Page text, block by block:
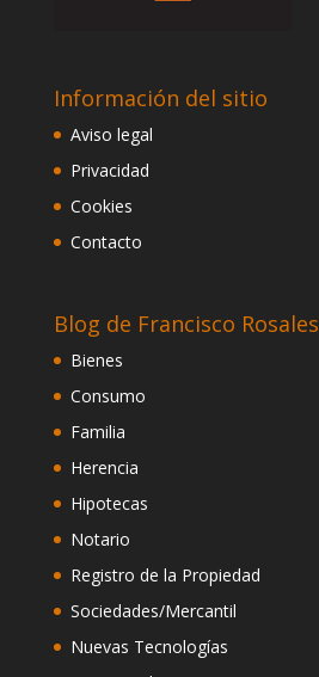
Información del sitio
Aviso legal
Privacidad
Cookies
Contacto
Blog de Francisco Rosales
Bienes
Consumo
Familia
Herencia
Hipotecas
Notario
Registro de la Propiedad
Sociedades/Mercantil
Nuevas Tecnologías